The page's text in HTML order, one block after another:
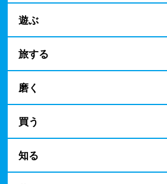
遊ぶ
旅する
磨く
買う
知る